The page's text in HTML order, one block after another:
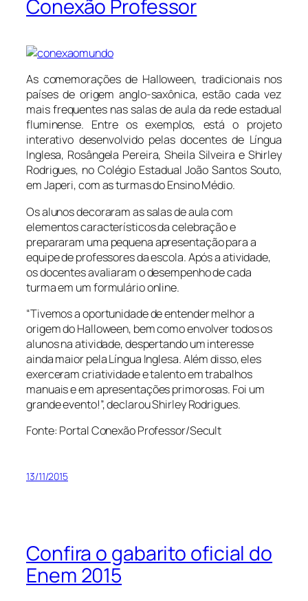
Conexão Professor
As comemorações de Halloween, tradicionais nos
países de origem anglo-saxônica, estão cada vez
mais frequentes nas salas de aula da rede estadual
fluminense. Entre os exemplos, está o projeto
interativo desenvolvido pelas docentes de Língua
Inglesa, Rosângela Pereira, Sheila Silveira e Shirley
Rodrigues, no Colégio Estadual João Santos Souto,
em Japeri, com as turmas do Ensino Médio.
Os alunos decoraram as salas de aula com
elementos característicos da celebração e
prepararam uma pequena apresentação para a
equipe de professores da escola. Após a atividade,
os docentes avaliaram o desempenho de cada
turma em um formulário online.
“Tivemos a oportunidade de entender melhor a
origem do Halloween, bem como envolver todos os
alunos na atividade, despertando um interesse
ainda maior pela Língua Inglesa. Além disso, eles
exerceram criatividade e talento em trabalhos
manuais e em apresentações primorosas. Foi um
grande evento!”, declarou Shirley Rodrigues.
Fonte: Portal Conexão Professor/Secult
13/11/2015
Confira o gabarito oficial do
Enem 2015